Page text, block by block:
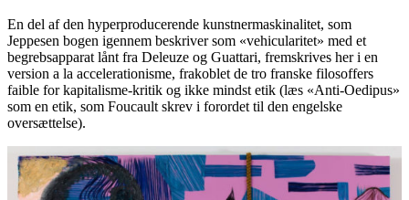
En del af den hyperproducerende kunstnermaskinalitet, som
Jeppesen bogen igennem beskriver som «vehicularitet» med et
begrebsapparat lånt fra Deleuze og Guattari, fremskrives her i en
version a la accelerationisme, frakoblet de tro franske filosoffers
faible for kapitalisme-kritik og ikke mindst etik (læs «Anti-Oedipus»
som en etik, som Foucault skrev i forordet til den engelske
oversættelse).